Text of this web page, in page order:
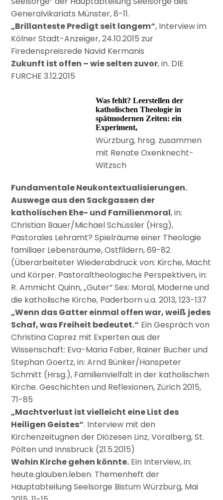
Generalvikariats Münster, 8-11.
„Brillanteste Predigt seit langem“, Interview im
Kölner Stadt-Anzeiger, 24.10.2015 zur
Firedenspreisrede Navid Kermanis
Zukunft ist offen – wie selten zuvor, in. DIE
FURCHE 3.12.2015
Was fehlt? Leerstellen der
katholischen Theologie in
spätmodernen Zeiten: ein
Experiment,
Würzburg, hrsg. zusammen
mit Renate Oxenknecht-
Witzsch
Fundamentale Neukontextualisierungen.
Auswege aus den Sackgassen der
katholischen Ehe- und Familienmoral, in:
Christian Bauer/Michael Schüssler (Hrsg),
Pastorales Lehramt? Spielräume einer Theologie
familiaer Lebensräume, Ostfildern, 69-82
(Überarbeiteter Wiederabdruck von: Kirche, Macht
und Körper. Pastoraltheologische Perspektiven, in:
R. Ammicht Quinn, „Guter“ Sex: Moral, Moderne und
die katholische Kirche, Paderborn u.a. 2013, 123-137
„Wenn das Gatter einmal offen war, weiß jedes
Schaf, was Freiheit bedeutet.“ Ein Gespräch von
Christina Caprez mit Experten aus der
Wissenschaft: Eva-Maria Faber, Rainer Bucher und
Stephan Goertz, in: Arnd Bünker/Hanspeter
Schmitt (Hrsg.), Familienvielfalt in der katholischen
Kirche. Geschichten und Reflexionen, Zürich 2015,
71-85
„Machtverlust ist vielleicht eine List des
Heiligen Geistes“. Interview mit den
Kirchenzeitugnen der Diözesen Linz, Voralberg, St.
Pölten und Innsbruck (21.5.2015)
Wohin Kirche gehen könnte. Ein Interview, in:
heute.glauben.leben. Themenheft der
Hauptabteilung Seelsorge Bistum Würzburg, Mai